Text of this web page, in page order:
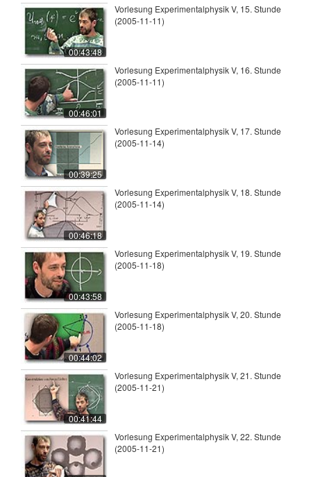
00:43:48
Vorlesung Experimentalphysik V, 15. Stunde
(2005-11-11)
00:46:01
Vorlesung Experimentalphysik V, 16. Stunde
(2005-11-11)
00:39:25
Vorlesung Experimentalphysik V, 17. Stunde
(2005-11-14)
00:46:18
Vorlesung Experimentalphysik V, 18. Stunde
(2005-11-14)
00:43:58
Vorlesung Experimentalphysik V, 19. Stunde
(2005-11-18)
00:44:02
Vorlesung Experimentalphysik V, 20. Stunde
(2005-11-18)
00:41:44
Vorlesung Experimentalphysik V, 21. Stunde
(2005-11-21)
Vorlesung Experimentalphysik V, 22. Stunde
(2005-11-21)